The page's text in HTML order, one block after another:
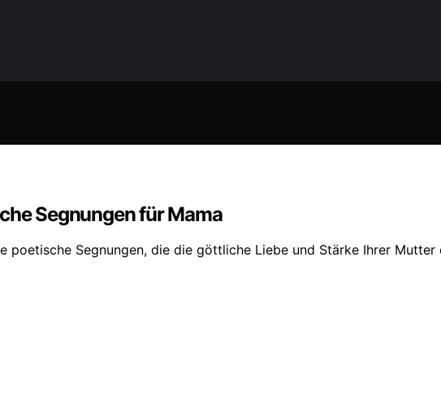
Segnungen für Mama
poetische Segnungen, die die göttliche Liebe und Stärke Ihrer